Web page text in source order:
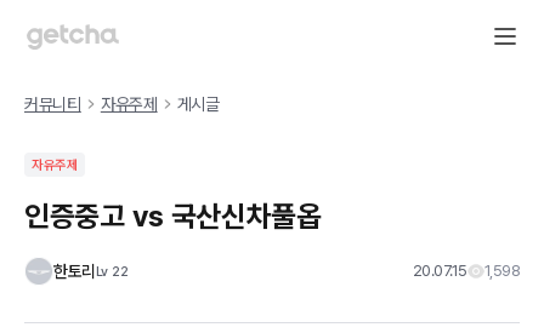
커뮤니티 자유주제 게시글
자유주제
인증중고 vs 국산신차풀옵
한토리 Lv 22 20.07.15 1,598